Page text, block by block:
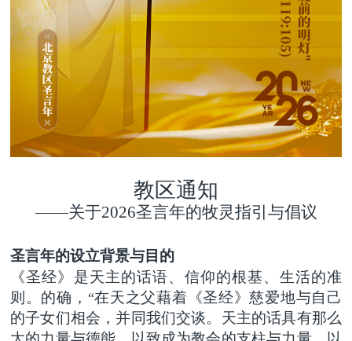
教区通知
——关于2026圣言年的牧灵指引与倡议
圣言年的设立背景与目的
《圣经》是天主的话语、信仰的根基、生活的准
则。的确， “在天之父藉着《圣经》慈爱地与自己
的子女们相会，并同我们交谈。天主的话具有那么